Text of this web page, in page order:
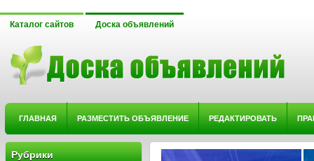
Каталог сайтов Доска объявлений
ГЛАВНАЯ РАЗМЕСТИТЬ ОБЪЯВЛЕНИЕ РЕДАКТИРОВАТЬ
Рубрики